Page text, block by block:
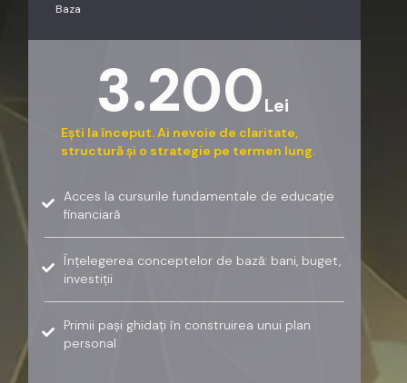
Baza
3.200Lei
Ești la început. Ai nevoie de claritate,
structură și o strategie pe termen lung.
Acces la cursurile fundamentale de educație
financiară
Înțelegerea conceptelor de bază: bani, buget,
investiții
Primii pași ghidați în construirea unui plan
personal